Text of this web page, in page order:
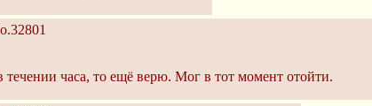
течении часа, то ещё верю. Мог в тот момент отойти.